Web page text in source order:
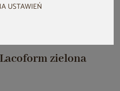
USTAWIEŃ
zielona